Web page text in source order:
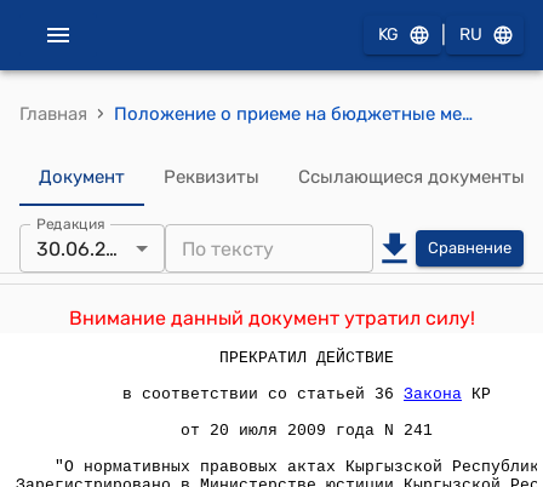
KG RU
Главная › Положение о приеме на бюджетные места в средние профессиональные и высшие профессиональные учебные заведения Кыргызской Республики этнических кыргызов, проживающих за рубежом (Утверждено приказом Министерства образования Кыргызской Республики от 30 июня 2004 года N 483/1 )
Документ Реквизиты Ссылающиеся документы
Редакция
30.06.2004 Сравнение
Внимание данный документ утратил силу!